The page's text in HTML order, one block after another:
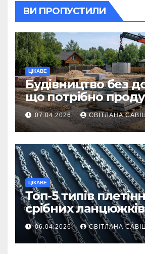
ВИ ПРОПУСТИЛИ
ЦІКАВЕ
Будівництво без
що потрібно
першої доставки
ділянку
07.04.2026 СВІТЛАНА
ЦІКАВЕ
Топ-5 типів
срібних
вважаються
найнадійнішими
06.04.2026 СВІТЛАНА